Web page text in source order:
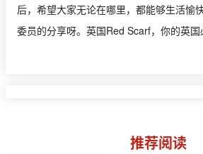
后，希望大家无论在哪里，都能够生活愉
委员的分享呀。英国Red Scarf，你的英国
推荐阅读